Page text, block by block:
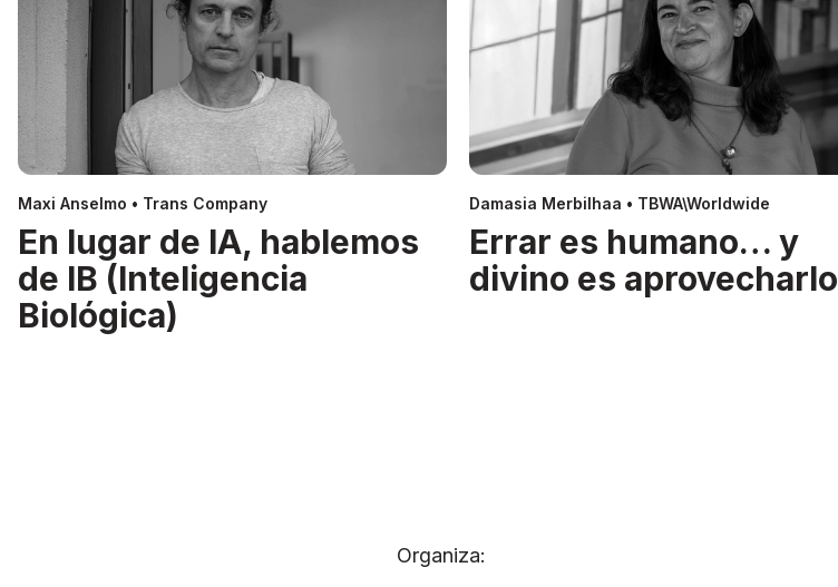
Maxi Anselmo • Trans Company
En lugar de IA, hablemos
de IB (Inteligencia
Biológica)
Damasia Merbilhaa • TBWA\Worldwide
Errar es humano… y
divino es aprovecharlo
Organiza: